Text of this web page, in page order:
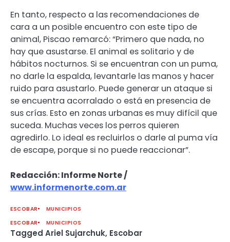
En tanto, respecto a las recomendaciones de
cara a un posible encuentro con este tipo de
animal, Piscao remarcó: “Primero que nada, no
hay que asustarse. El animal es solitario y de
hábitos nocturnos. Si se encuentran con un puma,
no darle la espalda, levantarle las manos y hacer
ruido para asustarlo. Puede generar un ataque si
se encuentra acorralado o está en presencia de
sus crías. Esto en zonas urbanas es muy difícil que
suceda. Muchas veces los perros quieren
agredirlo. Lo ideal es recluirlos o darle al puma vía
de escape, porque si no puede reaccionar”.
Redacción: Informe Norte /
www.informenorte.com.ar
ESCOBAR
MUNICIPIOS
ESCOBAR
MUNICIPIOS
Tagged Ariel Sujarchuk, Escobar